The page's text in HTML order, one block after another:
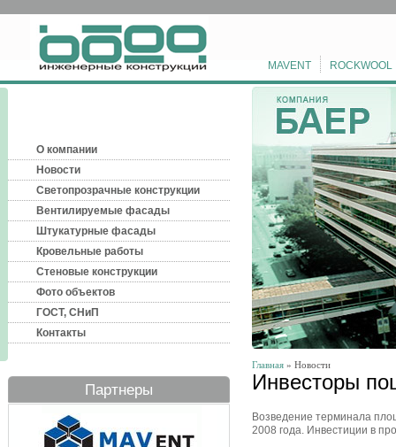
MAVENT ROCKWOOL
О компании
Новости
Светопрозрачные конструкции
Вентилируемые фасады
Штукатурные фасады
Кровельные работы
Стеновые конструкции
Фото объектов
ГОСТ, СНиП
Контакты
Партнеры
Главная » Новости
Инвесторы
Возведение терминала
2008 года. Инвестиции в